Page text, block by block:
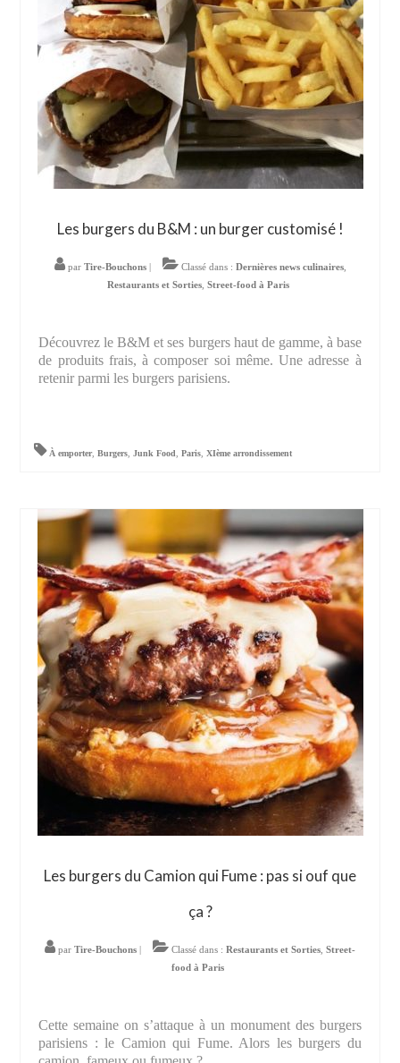
Les burgers du B&M : un burger customisé !
par Tire-Bouchons| Classé dans : Dernières news culinaires,
Restaurants et Sorties, Street-food à Paris
Découvrez le B&M et ses burgers haut de gamme, à base
de produits frais, à composer soi même. Une adresse à
retenir parmi les burgers parisiens.
À emporter,Burgers,Junk Food,Paris,XIème arrondissement
Les burgers du Camion qui Fume : pas si ouf que
ça ?
par Tire-Bouchons Classé dans : Restaurants et Sorties Street-
food à Paris
Cette semaine on s’attaque à un monument des burgers
parisiens : le Camion qui Fume. Alors les burgers du